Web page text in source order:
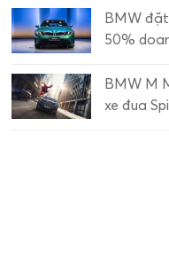
BMW đặt
50%
BMW M
xe đua